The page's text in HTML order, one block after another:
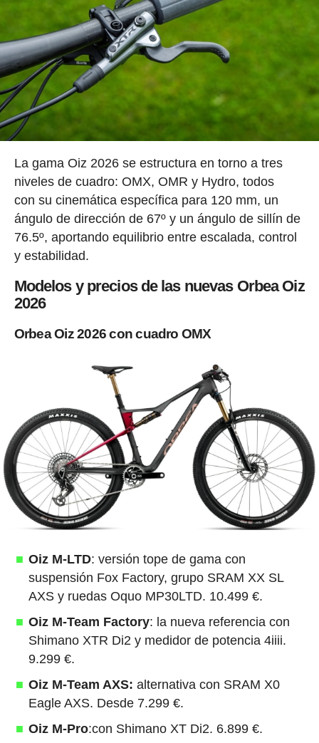
La gama Oiz 2026 se estructura en torno a tres
niveles de cuadro: OMX, OMR y Hydro, todos
con su cinemática específica para 120 mm, un
ángulo de dirección de 67º y un ángulo de sillín de
76.5º, aportando equilibrio entre escalada, control
y estabilidad.
Modelos y precios de las nuevas Orbea Oiz
2026
Orbea Oiz 2026 con cuadro OMX
Oiz M-LTD: versión tope de gama con
suspensión Fox Factory, grupo SRAM XX SL
AXS y ruedas Oquo MP30LTD. 10.499 €.
Oiz M-Team Factory: la nueva referencia con
Shimano XTR Di2 y medidor de potencia 4iiii.
9.299 €.
Oiz M-Team AXS: alternativa con SRAM X0
Eagle AXS. Desde 7.299 €.
Oiz M-Pro:con Shimano XT Di2. 6.899 €.